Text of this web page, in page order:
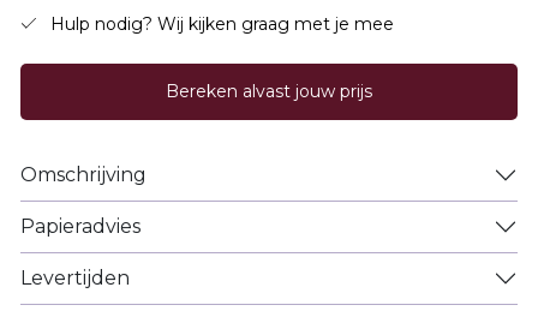
Hulp nodig? Wij kijken graag met je mee
Bereken alvast jouw prijs
Omschrijving
Papieradvies
Levertijden